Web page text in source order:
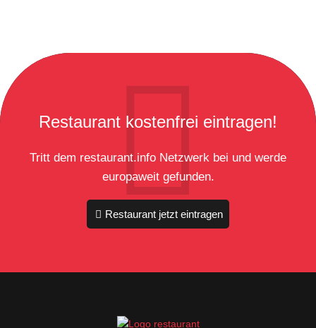
Restaurant kostenfrei eintragen!
Tritt dem restaurant.info Netzwerk bei und werde
europaweit gefunden.
Restaurant jetzt eintragen